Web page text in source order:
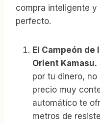
compra inteligente y
perfecto.
El Campeón de
Orient Kamasu.
por tu dinero, no
precio muy
automático te
metros de